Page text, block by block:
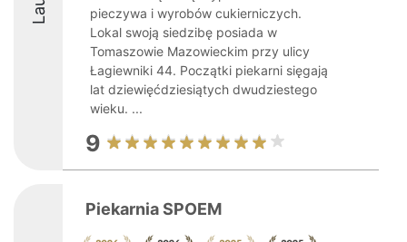
pieczywa i wyrobów cukierniczych.
Lokal swoją siedzibę posiada w
Tomaszowie Mazowieckim przy ulicy
Łagiewniki 44. Początki piekarni sięgają
lat dziewięćdziesiątych dwudziestego
wieku. ...
9
Piekarnia SPOEM